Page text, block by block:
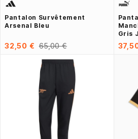
Pantalon Survêtement
Arsenal Bleu
32,50 € 65,00 €
Gris